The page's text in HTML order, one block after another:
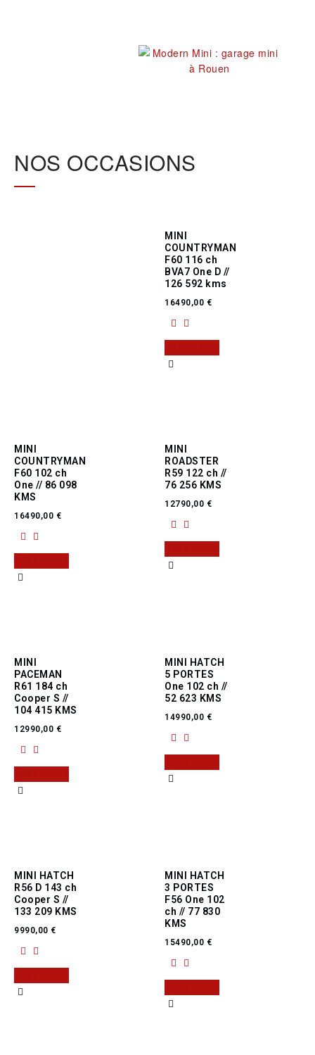
NOS OCCASIONS
MINI
COUNTRYMAN
F60 116 ch
BVA7 One D //
126 592 kms
16490,00 €
MINI
COUNTRYMAN
F60 102 ch
One // 86 098
KMS
16490,00 €
MINI
ROADSTER
R59 122 ch //
76 256 KMS
12790,00 €
MINI
PACEMAN
R61 184 ch
Cooper S //
104 415 KMS
12990,00 €
MINI HATCH
5 PORTES
One 102 ch //
52 623 KMS
14990,00 €
MINI HATCH
R56 D 143 ch
Cooper S //
133 209 KMS
9990,00 €
MINI HATCH
3 PORTES
F56 One 102
ch // 77 830
KMS
15490,00 €